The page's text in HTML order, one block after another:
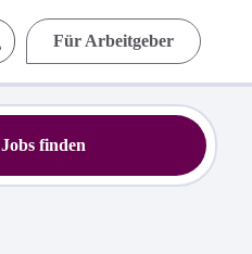
Für Arbeitgeber
Jobs finden